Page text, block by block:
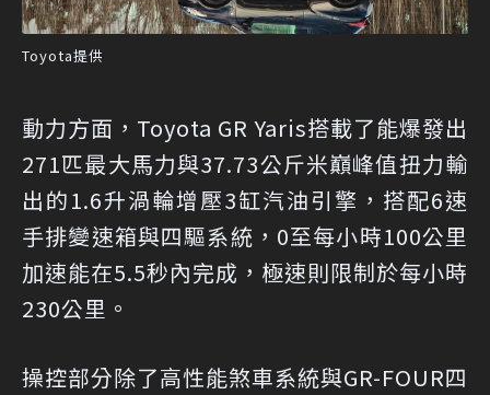
Toyota提供
動力方面，Toyota GR Yaris搭載了能爆發出
271匹最大馬力與37.73公斤米巔峰值扭力輸
出的1.6升渦輪增壓3缸汽油引擎，搭配6速
手排變速箱與四驅系統，0至每小時100公里
加速能在5.5秒內完成，極速則限制於每小時
230公里。
操控部分除了高性能煞車系統與GR-FOUR四